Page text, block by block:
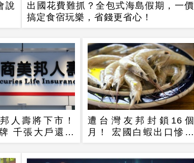
說
出國花費難抓？全包式海島假期，一價
搞定食宿玩樂，省錢更省心！
人壽將下市！
千張大戶還有
遭台灣友邦封鎖16個
月！ 宏國白蝦出口慘崩
43%